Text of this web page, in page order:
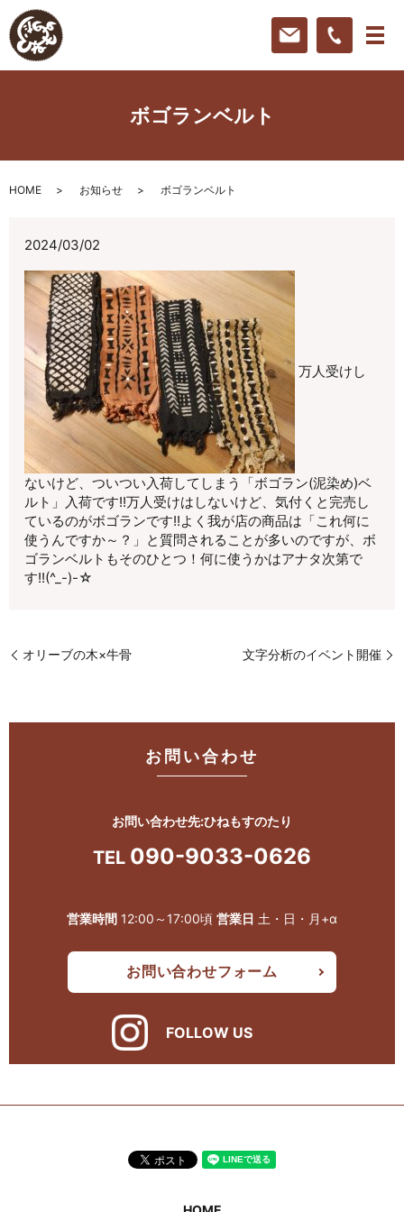
ボゴランベルト
HOME お知らせ ボゴランベルト
2024/03/02
万人受けし
ないけど、ついつい入荷してしまう「ボゴラン(泥染め)ベ
ルト」入荷です!!万人受けはしないけど、気付くと完売し
ているのがボゴランです!!よく我が店の商品は「これ何に
使うんですか～？」と質問されることが多いのですが、ボ
ゴランベルトもそのひとつ！何に使うかはアナタ次第で
す!!(^_-)-☆
オリーブの木×牛骨 文字分析のイベント開催
お問い合わせ
お問い合わせ先:ひねもすのたり
TEL 090-9033-0626
営業時間 12:00～17:00頃 営業日 土・日・月+α
お問い合わせフォーム
FOLLOW US